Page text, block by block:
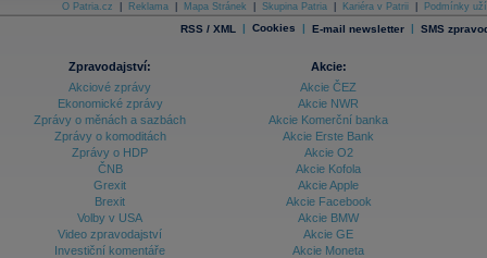
Archiv - Měsíční makroekonomické přehledy
Archiv - Vývoj české koruny
Archiv analýz - Makroukazatele
Ceny průmyslových výrobců - Data a prognózy
Ceny průmyslových výrobců - Graf (ČR)
Ceny průmyslových výrobců - Kalendář (ČR)
Ceny průmyslových výrobců - Zpravodajství
O Patria.cz Reklama Mapa Stránek Skupina Patria Kariéra v Patrii Podmínky
RSS / XML | Cookies | E-mail newsletter | SMS
Zpravodajství:
Akciové zprávy
Ekonomické zprávy
Zprávy o měnách a sazbách
Zprávy o komoditách
Zprávy o HDP
ČNB
Grexit
Brexit
Volby v USA
Video zpravodajství
Investiční komentáře
Akcie:
Akcie ČEZ
Akcie NWR
Akcie Komerční banka
Akcie Erste Bank
Akcie O2
Akcie Kofola
Akcie Apple
Akcie Facebook
Akcie BMW
Akcie GE
Akcie Moneta